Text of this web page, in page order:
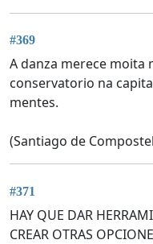
#369
A danza merece moita
conservatorio na
mentes.
(Santiago de
#371
HAY QUE DAR
CREAR OTRAS